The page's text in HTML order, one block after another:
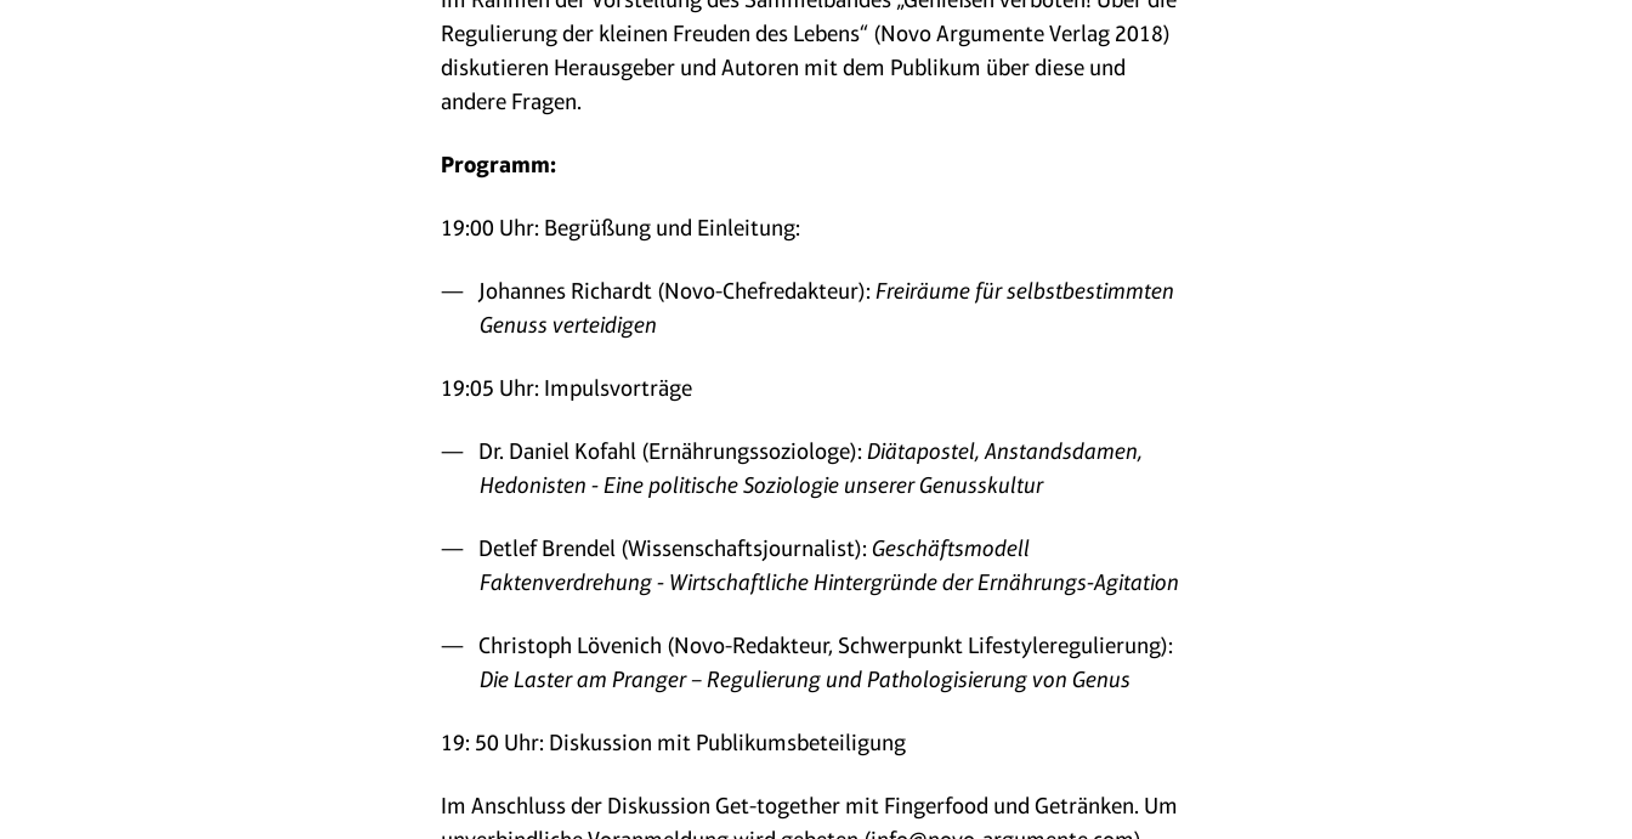
Regulierung der kleinen Freuden des Lebens“ (Novo Argumente Verlag 2018)
diskutieren Herausgeber und Autoren mit dem Publikum über diese und
andere Fragen.
Programm:
19:00 Uhr: Begrüßung und Einleitung:
Johannes Richardt (Novo-Chefredakteur): Freiräume für selbstbestimmten
Genuss verteidigen
19:05 Uhr: Impulsvorträge
Dr. Daniel Kofahl (Ernährungssoziologe): Diätapostel, Anstandsdamen,
Hedonisten - Eine politische Soziologie unserer Genusskultur
Detlef Brendel (Wissenschaftsjournalist): Geschäftsmodell
Faktenverdrehung - Wirtschaftliche Hintergründe der Ernährungs-Agitation
Christoph Lövenich (Novo-Redakteur, Schwerpunkt Lifestyleregulierung):
Die Laster am Pranger – Regulierung und Pathologisierung von Genus
19: 50 Uhr: Diskussion mit Publikumsbeteiligung
Im Anschluss der Diskussion Get-together mit Fingerfood und Getränken. Um